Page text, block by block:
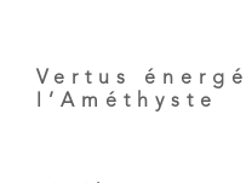
Vertus
l’Améthyste